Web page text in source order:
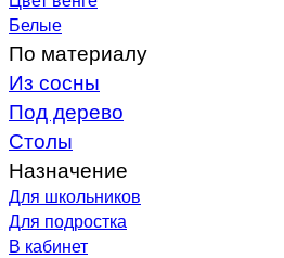
Белые
По материалу
Из сосны
Под дерево
Столы
Назначение
Для школьников
Для подростка
В кабинет